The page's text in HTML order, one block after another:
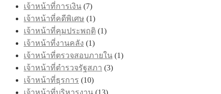
เจ้าหน้าที่การเงิน (7)
เจ้าหน้าที่คดีพิเศษ (1)
เจ้าหน้าที่คุมประพฤติ (1)
เจ้าหน้าที่งานคลัง (1)
เจ้าหน้าที่ตรวจสอบภายใน (1)
เจ้าหน้าที่ตำรวจรัฐสภา (3)
เจ้าหน้าที่ธุรการ (10)